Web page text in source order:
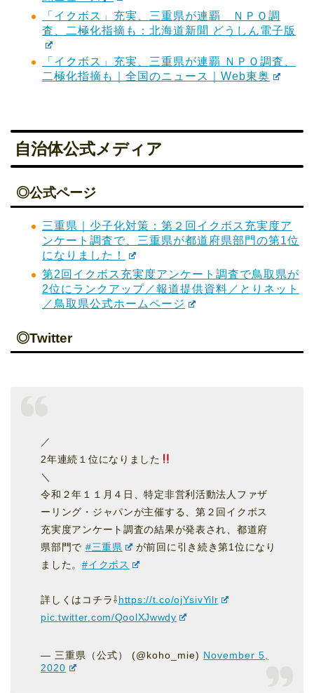
「イクボス」充実、三重県が連覇 ＮＰＯ調
査、二極化指摘も：北海道新聞 どうしん電子版
「イクボス」充実、三重県が連覇 ＮＰＯ調査、
二極化指摘も｜全国のニュース｜Web東奥
自治体公式メディア
◎公式ページ
三重県｜少子化対策：第２回イクボス充実度ア
ンケート調査で、三重県が都道府県部門の第1位
になりました！
第2回イクボス充実度アンケート調査で鳥取県が
2位にランクアップ／報道提供資料／とりネット
／鳥取県公式ホームページ
◎Twitter
／
2年連続１位になりました
＼
令和２年１１月４日、特定非営利活動法人ファザ
ーリング・ジャパンが主催する、第２回イクボス
充実度アンケート調査の結果が発表され、都道府
県部門で #三重県
が前回に引き続き第1位になり
ました。#イクボス
詳しくはコチラ⇩https://t.co/ojYsivYilr
pic.twitter.com/QoolXJwwdy
— 三重県（公式） (@koho_mie) November 5,
2020